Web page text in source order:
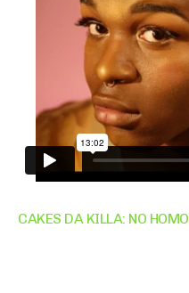
CAKES DA KILLA: NO HOMO